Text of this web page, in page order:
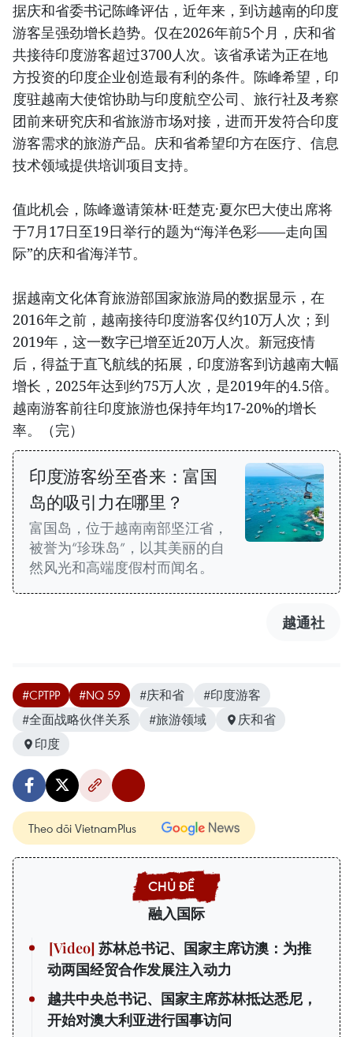
据庆和省委书记陈峰评估，近年来，到访越南的印度
游客呈强劲增长趋势。仅在2026年前5个月，庆和省
共接待印度游客超过3700人次。该省承诺为正在地
方投资的印度企业创造最有利的条件。陈峰希望，印
度驻越南大使馆协助与印度航空公司、旅行社及考察
团前来研究庆和省旅游市场对接，进而开发符合印度
游客需求的旅游产品。庆和省希望印方在医疗、信息
技术领域提供培训项目支持。
值此机会，陈峰邀请策林·旺楚克·夏尔巴大使出席将
于7月17日至19日举行的题为“海洋色彩——走向国
际”的庆和省海洋节。
据越南文化体育旅游部国家旅游局的数据显示，在
2016年之前，越南接待印度游客仅约10万人次；到
2019年，这一数字已增至近20万人次。新冠疫情
后，得益于直飞航线的拓展，印度游客到访越南大幅
增长，2025年达到约75万人次，是2019年的4.5倍。
越南游客前往印度旅游也保持年均17-20%的增长
率。（完）
印度游客纷至沓来：富国
岛的吸引力在哪里？
富国岛，位于越南南部坚江省，
被誉为“珍珠岛”，以其美丽的自
然风光和高端度假村而闻名。
越通社
#CPTPP #NQ 59 #庆和省
#印度游客
#全面战略伙伴关系
#旅游领域
庆和省
印度
Theo dõi VietnamPlus
融入国际
苏林总书记、国家主席访澳：为推
动两国经贸合作发展注入动力
越共中央总书记、国家主席苏林抵达悉尼，
开始对澳大利亚进行国事访问